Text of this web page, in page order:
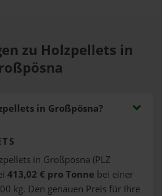
zu Holzpellets in
in Großpösna?
in Großpösna (PLZ
413,02 € pro Tonne bei einer
kg. Den genauen Preis für Ihre